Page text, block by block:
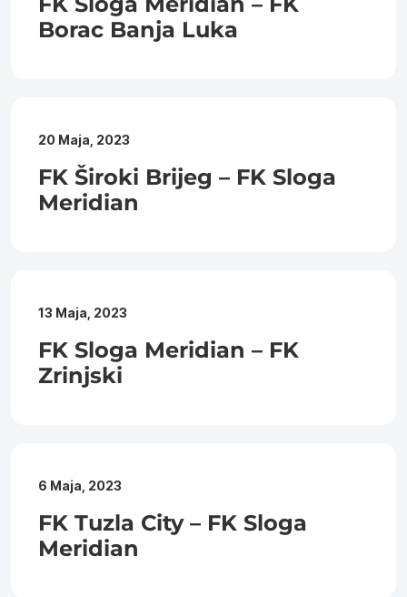
Borac Banja Luka
20 Maja, 2023
FK Široki Brijeg – FK Sloga
Meridian
13 Maja, 2023
FK Sloga Meridian – FK
Zrinjski
6 Maja, 2023
FK Tuzla City – FK Sloga
Meridian